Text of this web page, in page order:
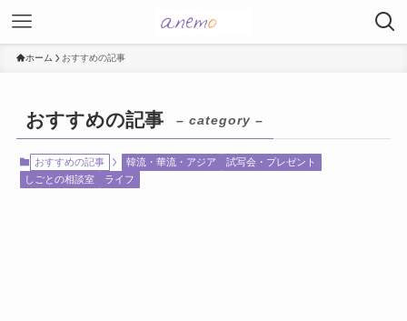
ホーム おすすめの記事
おすすめの記事 – category –
おすすめの記事 韓流・華流・アジア
試写会・プレゼント
しごとの相談室
ライフ